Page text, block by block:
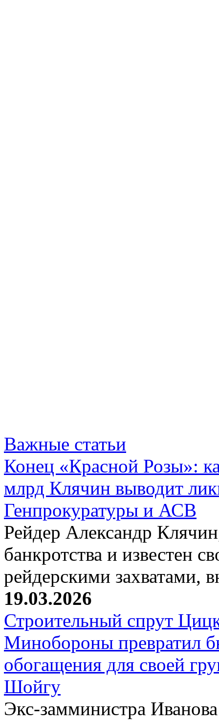
Важные статьи
Конец «Красной Розы»:
млрд Клячин выводит
Генпрокуратуры и АСВ
Рейдер Александр
банкротства и известен
рейдерскими захватами,
19.03.2026
Строительный спрут
Минобороны превратил
обогащения для своей
Шойгу
Экс-замминистра